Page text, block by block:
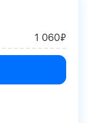
1 060₽